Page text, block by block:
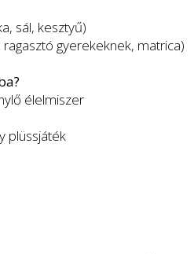
sál, kesztyű)
gyerekeknek, matrica)
élelmiszer
plüssjáték